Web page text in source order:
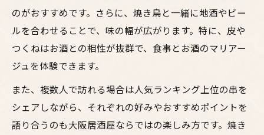
のがおすすめです。さらに、焼き鳥と一緒に地酒やビー
ルを合わせることで、味の幅が広がります。特に、皮や
つくねはお酒との相性が抜群で、食事とお酒のマリアー
ジュを体験できます。
また、複数人で訪れる場合は人気ランキング上位の串を
シェアしながら、それぞれの好みやおすすめポイントを
語り合うのも大阪居酒屋ならではの楽しみ方です。焼き